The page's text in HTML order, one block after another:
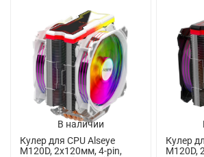
В наличии
Кулер для CPU Alseye
M120D, 2х120мм, 4-pin,
Кулер
M120D,